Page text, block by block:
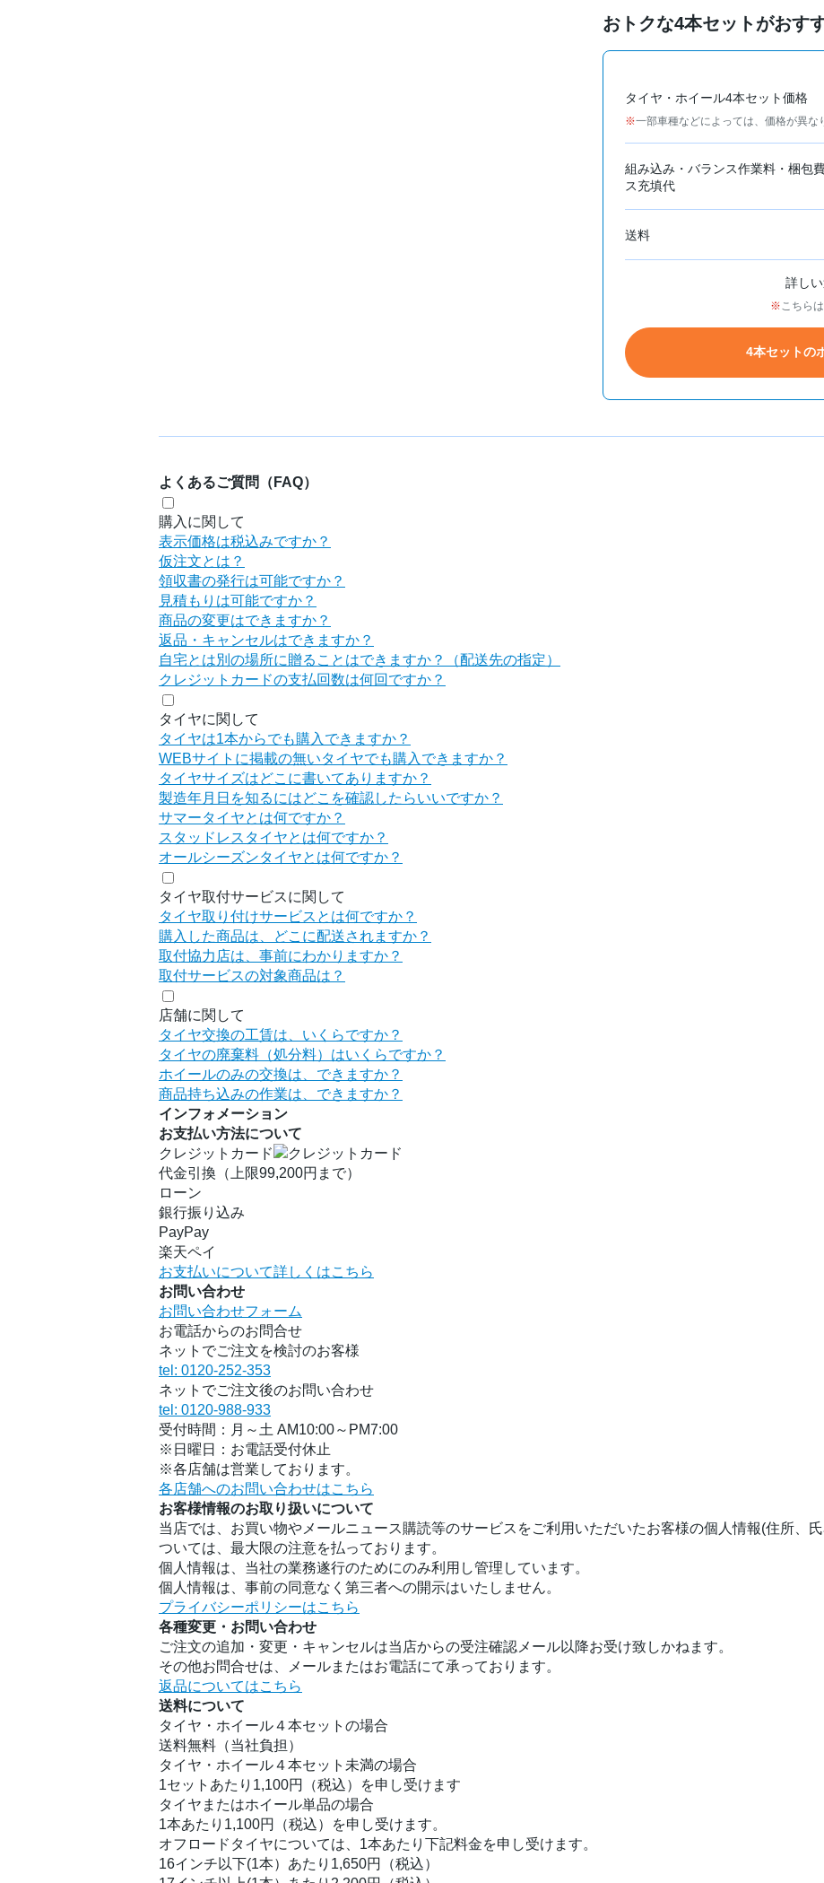
おトクな4本セットがおす
タイヤ・ホイール4本セット価格
一部車種などによっては、価格が異な
組み込み・バランス作業料・梱包
ス充填代
送料
詳し
こちら
4本セットの
よくあるご質問（FAQ）
購入に関して
表示価格は税込みですか？
仮注文とは？
領収書の発行は可能ですか？
見積もりは可能ですか？
商品の変更はできますか？
返品・キャンセルはできますか？
自宅とは別の場所に贈ることはできますか？（配送先の指定）
クレジットカードの支払回数は何回ですか？
タイヤに関して
タイヤは1本からでも購入できますか？
WEBサイトに掲載の無いタイヤでも購入できますか？
タイヤサイズはどこに書いてありますか？
製造年月日を知るにはどこを確認したらいいですか？
サマータイヤとは何ですか？
スタッドレスタイヤとは何ですか？
オールシーズンタイヤとは何ですか？
タイヤ取付サービスに関して
タイヤ取り付けサービスとは何ですか？
購入した商品は、どこに配送されますか？
取付協力店は、事前にわかりますか？
取付サービスの対象商品は？
店舗に関して
タイヤ交換の工賃は、いくらですか？
タイヤの廃棄料（処分料）はいくらですか？
ホイールのみの交換は、できますか？
商品持ち込みの作業は、できますか？
インフォメーション
お支払い方法について
クレジットカード
代金引換（上限99,200円まで）
ローン
銀行振り込み
PayPay
楽天ペイ
お支払いについて詳しくはこちら
お問い合わせ
お問い合わせフォーム
お電話からのお問合せ
ネットでご注文を検討のお客様
tel: 0120-252-353
ネットでご注文後のお問い合わせ
tel: 0120-988-933
受付時間：月～土 AM10:00～PM7:00
※日曜日：お電話受付休止
※各店舗は営業しております。
各店舗へのお問い合わせはこちら
お客様情報のお取り扱いについて
当店では、お買い物やメールニュース購読等のサービスをご利用いただいたお客様の個人情報(住所、
ついては、最大限の注意を払っております。
個人情報は、当社の業務遂行のためにのみ利用し管理しています。
個人情報は、事前の同意なく第三者への開示はいたしません。
プライバシーポリシーはこちら
各種変更・お問い合わせ
ご注文の追加・変更・キャンセルは当店からの受注確認メール以降お受け致しかねます。
その他お問合せは、メールまたはお電話にて承っております。
返品についてはこちら
送料について
タイヤ・ホイール４本セットの場合
送料無料（当社負担）
タイヤ・ホイール４本セット未満の場合
1セットあたり1,100円（税込）を申し受けます
タイヤまたはホイール単品の場合
1本あたり1,100円（税込）を申し受けます。
オフロードタイヤについては、1本あたり下記料金を申し受けます。
16インチ以下(1本）あたり1,650円（税込）